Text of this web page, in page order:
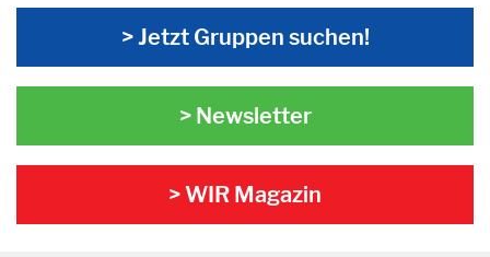
> Jetzt Gruppen suchen!
> Newsletter
> WIR Magazin